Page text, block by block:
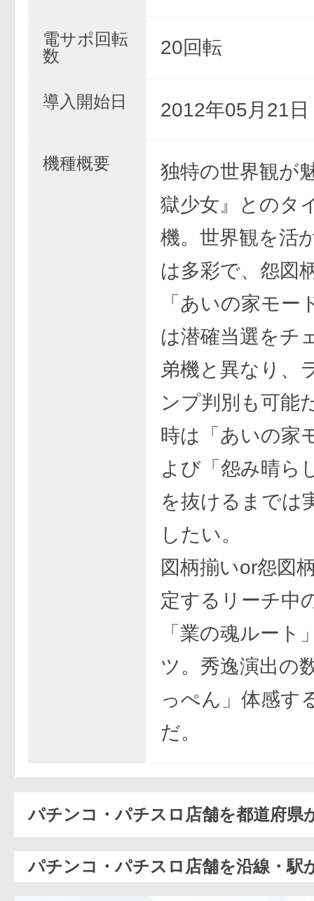
電サポ回転
数
20回転
導入開始日 2012年05月21日
機種概要
独特の世界観が
獄少女』とのタ
機。世界観を活
は多彩で、怨図
「あいの家モー
は潜確当選をチ
弟機と異なり、
ンプ判別も可能
時は「あいの家
よび「怨み晴ら
を抜けるまでは
したい。
図柄揃いor怨図
定するリーチ中
「業の魂ルート
ツ。秀逸演出の
っぺん」体感す
だ。
パチンコ・パチスロ店舗を都道府県
パチンコ・パチスロ店舗を沿線・駅